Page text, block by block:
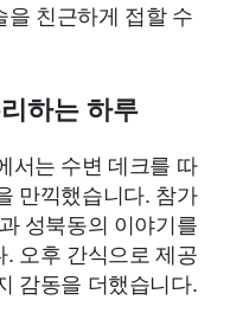
친근하게 접할 수
하는 하루
서는 수변 데크를 따
만끽했습니다. 참가
성북동의 이야기를
오후 간식으로 제공
감동을 더했습니다.